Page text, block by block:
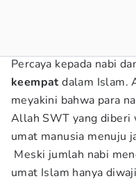
Percaya kepada nabi
keempatdalam Islam.
meyakini bahwa para
Allah SWT yang diberi
umat manusia menuju
Meski jumlah nabi
umat Islam hanya